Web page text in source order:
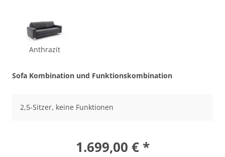
Anthrazit
Sofa Kombination und Funktionskombination
2,5-Sitzer, keine Funktionen
1.699,00 € *